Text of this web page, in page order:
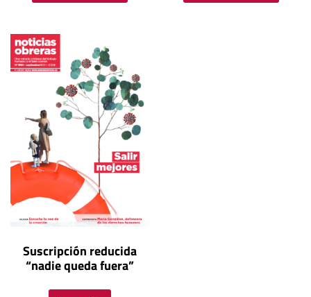
Suscripción reducida
“nadie queda fuera”